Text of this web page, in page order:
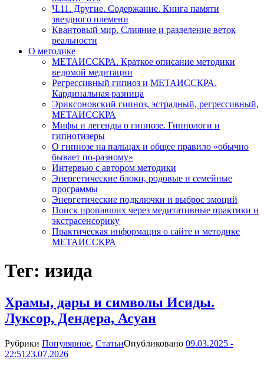
Ч.11. Другие. Содержание. Книга памяти
звездного племени
Квантовый мир. Слияние и разделение веток
реальности
О методике
МЕТАИССКРА. Краткое описание методики
ведомой медитации
Регрессивный гипноз и МЕТАИССКРА.
Кардинальная разница
Эриксоновский гипноз, эстрадный, регрессивный,
МЕТАИССКРА
Мифы и легенды о гипнозе. Гипнологи и
гипнотизеры
О гипнозе на пальцах и общее правило «обычно
бывает по-разному»
Интервью с автором методики
Энергетические блоки, родовые и семейные
программы
Энергетические подключки и выброс эмоций
Поиск пропавших через медитативные практики и
экстрасенсорику
Практическая информация о сайте и методике
МЕТАИССКРА
Тег: изида
Храмы, дары и символы Исиды.
Луксор, Дендера, Асуан
Рубрики Популярное, СтатьиОпубликовано 09.03.2025 -
22:51 23.07.2026